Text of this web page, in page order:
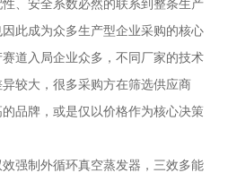
、安全系数必然的联系到整条生产
此成为众多生产型企业采购的核心
道入局企业众多，不同厂家的技术
较大，很多采购方在筛选供应商
品牌，或是仅以价格作为核心决策
强制外循环真空蒸发器，三效多能